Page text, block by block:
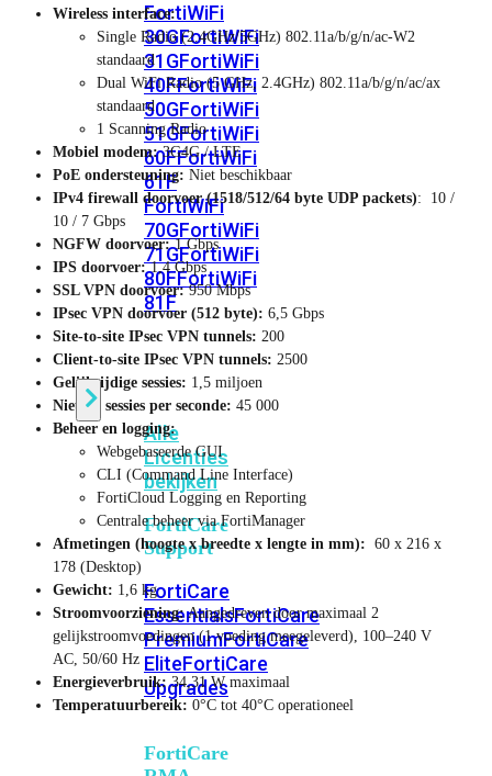
FortiWiFi
30GFortiWiFi
31GFortiWiFi
40FFortiWiFi
50GFortiWiFi
51GFortiWiFi
60FFortiWiFi
61F
FortiWiFi
70GFortiWiFi
71GFortiWiFi
80FFortiWiFi
81F
Licentie
Alle
Licenties
bekijken
FortiCare
Support
FortiCare
EssentialsFortiCare
PremiumFortiCare
EliteFortiCare
Upgrades
FortiCare
Wireless interface:
Single Radio (2.4GHz/5GHz) 802.11a/b/g/n/ac-W2
standaard
Dual WiFi Radio (5 GHz, 2.4GHz) 802.11a/b/g/n/ac/ax
standaard
1 Scanning Radio
Mobiel modem:3G4G / LTE
PoE ondersteuning: Niet beschikbaar
IPv4 firewall doorvoer (1518/512/64 byte UDP packets): 10 /
10 / 7 Gbps
NGFW doorvoer:1 Gbps
IPS doorvoer:1,4 Gbps
SSL VPN doorvoer:950 Mbps
IPsec VPN doorvoer (512 byte): 6,5 Gbps
Site-to-site IPsec VPN tunnels: 200
Client-to-site IPsec VPN tunnels: 2500
Gelijktijdige sessies: 1,5 miljoen
Nieuwe sessies per seconde: 45 000
Beheer en logging:
Webgebaseerde GUI
CLI (Command Line Interface)
FortiCloud Logging en Reporting
Centrale beheer via FortiManager
Afmetingen (hoogte x breedte x lengte in mm): 60 x 216 x
178 (Desktop)
Gewicht: 1,6 kg
Stroomvoorziening:Aangedreven door maximaal 2
gelijkstroomvoedingen (1 voeding meegeleverd), 100–240 V
AC, 50/60 Hz
Energieverbruik:34,31 W maximaal
Temperatuurbereik: 0°C tot 40°C operationeel